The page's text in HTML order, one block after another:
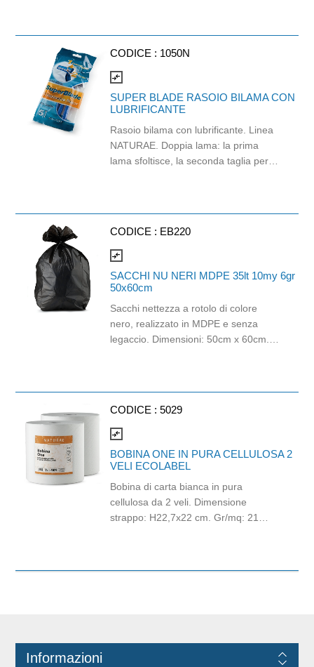
CODICE : 1050N
compare_arrows
SUPER BLADE RASOIO BILAMA CON
LUBRIFICANTE
Rasoio bilama con lubrificante. Linea
NATURAE. Doppia lama: la prima
lama sfoltisce, la seconda taglia per
Blade ha il bordo ricurvo ed una
ergonomica dentatura. La sua forma
infatti assicura una rasatura
confortevole e dalla maggiore durata,
CODICE : EB220
compare_arrows
SACCHI NU NERI MDPE 35lt 10my 6gr
50x60cm
Sacchi nettezza a rotolo di colore
nero, realizzato in MDPE e senza
legaccio. Dimensioni: 50cm x 60cm.
CODICE : 5029
compare_arrows
BOBINA ONE IN PURA CELLULOSA 2
VELI ECOLABEL
Bobina di carta bianca in pura
cellulosa da 2 veli. Dimensione
strappo: H22,7x22 cm. Gr/mq: 21
Informazioni